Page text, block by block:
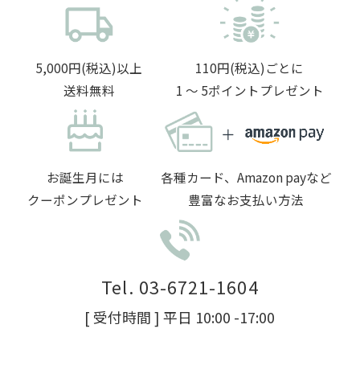
5,000円(税込)以上
送料無料
110円(税込)ごとに
1 〜 5ポイントプレゼント
お誕生月には
クーポンプレゼント
各種カード、Amazon payなど
豊富なお支払い方法
Tel. 03-6721-1604
[ 受付時間 ] 平日 10:00 -17:00